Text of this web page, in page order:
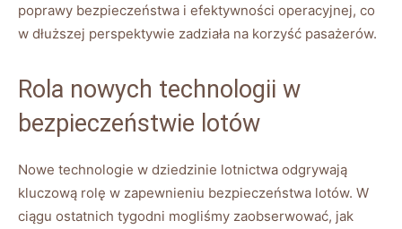
poprawy bezpieczeństwa i efektywności operacyjnej, co
w dłuższej perspektywie ⁤zadziała na korzyść⁣ pasażerów.
Rola​ nowych‍ technologii w
⁢bezpieczeństwie ‌lotów
Nowe technologie ⁣w dziedzinie ⁢lotnictwa‍ odgrywają
kluczową⁢ rolę w zapewnieniu bezpieczeństwa‌ lotów. W
ciągu ⁤ostatnich tygodni‌ mogliśmy zaobserwować, jak